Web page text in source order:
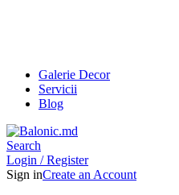
Galerie Decor
Servicii
Blog
Search
Login / Register
Sign inCreate an Account